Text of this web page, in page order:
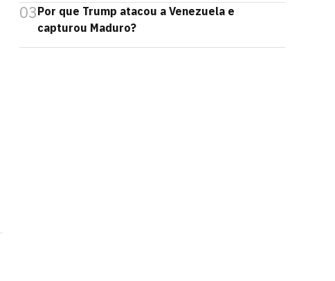
03Por que Trump atacou a Venezuela e
capturou Maduro?